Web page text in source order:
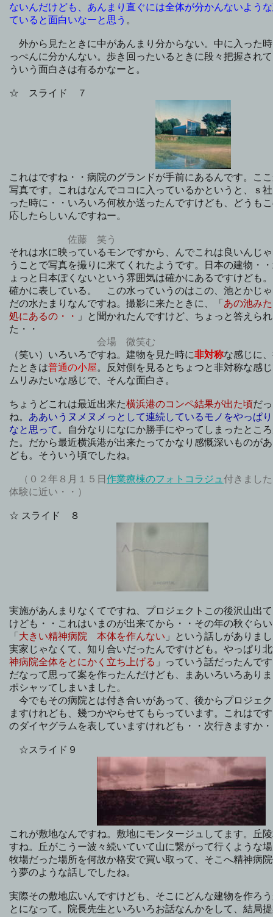
ないんだけども、あんまり直ぐには全体が分かんないよう
ていると面白いなーと思う 。
外から見たときに中があんまり分からない。中に入った
っぺんに分かんない。歩き回ったいるときに段々把握され
ういう面白さは有るかなーと。
☆ スライド ７
これはですね・・病院のグランドが手前にあるんです。こ
写真です。これはなんでココに入っているかというと、ｓ
った時に・・いろいろ何枚か送ったんですけども、どうも
応したらしいんですねー。
佐藤 笑う
それは水に映っているモンですから、んでこれは良いんじ
うことで写真を撮りに来てくれたようです。日本の建物・
ょっと日本ぽくないという雰囲気は確かにあるですけども
確かに表している。 この水っていうのはこの、池とかじ
だの水たまりなんですね。撮影に来たときに、「 あの池み
処にあるの・・
」と聞かれたんですけど、ちょっと答えら
た・・
会場 微笑む
（笑い）いろいろですね。建物を見た時に非対称な感じに
たときは普通の小屋。反対側を見るとちょつと非対称な感
ムリみたいな感じで、そんな面白さ。
ちょうどこれは最近出来た横浜港のコンペ結果が出た頃だ
ね。 ああいうヌメヌメっとして連続しているモノをやっぱ
なと思って 。自分なりになにか勝手にやってしまったとこ
た。だから最近横浜港が出来たってかなり感慨深いものが
ども。そういう頃でしたね。
（０２年８月１５日 作業療棟のフォトコラジュ 付きまし
体験に近い・・）
☆ スライド ８
実施があんまりなくてですね、プロジェクトこの後沢山出
けども・・これはいまのが出来てから・・その年の秋ぐら
「 大きい精神病院 本体を作んない 」という話しがありま
実家じゃなくて、知り合いだったんですけども。やっぱり
神病院全体をとにかく立ち上げる 」っていう話だったんで
だなって思って案を作ったんだけども、まあいろいろあり
ポシャッてしまいました。
今でもその病院とは付き合いがあって、後からプロジェ
ますけれども、幾つかやらせてもらっています。これはで
のダイヤグラムを表していますけれども・・次行きますか・
☆スライド９
これが敷地なんですね。敷地にモンタージュしてます。丘
すね。丘がこうー波々続いていて山に繋がって行くような
牧場だった場所を何故か格安で買い取って、そこへ精神病
う夢のような話しでしたね。
実際その敷地広いんですけども、そこにどんな建物を作ろ
とになって。院長先生といろいろお話なんかをして、結局